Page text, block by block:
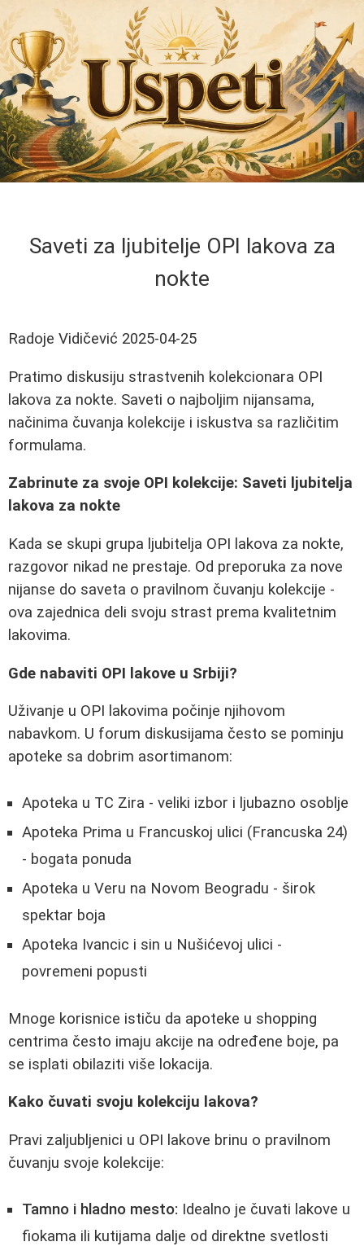
Saveti za ljubitelje OPI lakova za
nokte
Radoje Vidičević 2025-04-25
Pratimo diskusiju strastvenih kolekcionara OPI
lakova za nokte. Saveti o najboljim nijansama,
načinima čuvanja kolekcije i iskustva sa različitim
formulama.
Zabrinute za svoje OPI kolekcije: Saveti ljubitelja
lakova za nokte
Kada se skupi grupa ljubitelja OPI lakova za nokte,
razgovor nikad ne prestaje. Od preporuka za nove
nijanse do saveta o pravilnom čuvanju kolekcije -
ova zajednica deli svoju strast prema kvalitetnim
lakovima.
Gde nabaviti OPI lakove u Srbiji?
Uživanje u OPI lakovima počinje njihovom
nabavkom. U forum diskusijama često se pominju
apoteke sa dobrim asortimanom:
Apoteka u TC Zira - veliki izbor i ljubazno osoblje
Apoteka Prima u Francuskoj ulici (Francuska 24)
- bogata ponuda
Apoteka u Veru na Novom Beogradu - širok
spektar boja
Apoteka Ivancic i sin u Nušićevoj ulici -
povremeni popusti
Mnoge korisnice ističu da apoteke u shopping
centrima često imaju akcije na određene boje, pa
se isplati obilaziti više lokacija.
Kako čuvati svoju kolekciju lakova?
Pravi zaljubljenici u OPI lakove brinu o pravilnom
čuvanju svoje kolekcije:
Tamno i hladno mesto: Idealno je čuvati lakove u
fiokama ili kutijama dalje od direktne svetlosti